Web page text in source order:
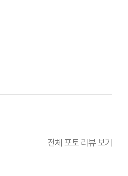
전체 포토 리뷰 보기